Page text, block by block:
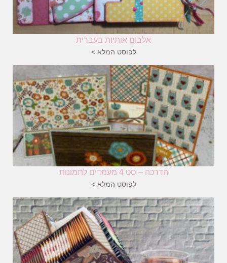
אלבום אותיות בעברית
לפוסט המלא >
הדרכה – סט 4 מעמדים לתמונות
לפוסט המלא >